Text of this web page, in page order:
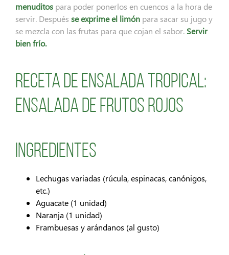
menuditos para poder ponerlos en cuencos a la hora de
servir. Después se exprime el limón para sacar su jugo y
se mezcla con las frutas para que cojan el sabor. Servir
bien frío.
Receta de ensalada tropical:
ensalada de frutos rojos
Ingredientes
Lechugas variadas (rúcula, espinacas, canónigos,
etc.)
Aguacate (1 unidad)
Naranja (1 unidad)
Frambuesas y arándanos (al gusto)